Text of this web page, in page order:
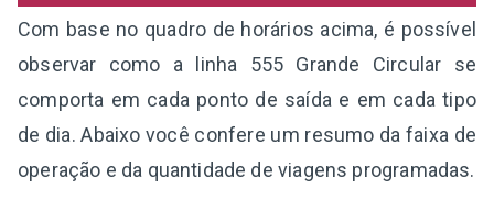
Com base no quadro de horários acima, é possível
observar como a linha 555 Grande Circular se
comporta em cada ponto de saída e em cada tipo
de dia. Abaixo você confere um resumo da faixa de
operação e da quantidade de viagens programadas.